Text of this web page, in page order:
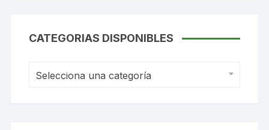
CATEGORIAS DISPONIBLES
Selecciona una categoría